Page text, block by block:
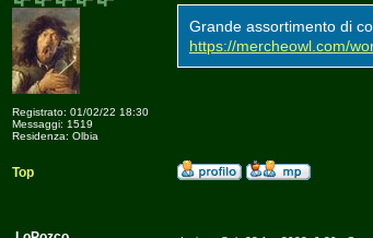
Registrato: 01/02/22 18:30
Messaggi: 1519
Residenza: Olbia
Grande assortimento di
https://mercheowl.com/
Top